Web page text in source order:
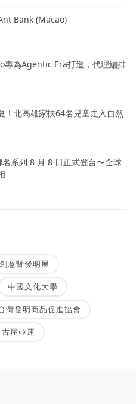
Bank (Macao)
為Agentic Era打造，代理編排
！北高雄家扶64名兒童走入自然
系列 8 月 8 日正式登台〜全球
意暨發明展
中國文化大學
灣發明商品促進協會
屋亞運